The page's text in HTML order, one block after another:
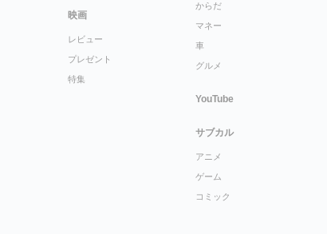
映画
レビュー
プレゼント
特集
からだ
マネー
車
グルメ
YouTube
サブカル
アニメ
ゲーム
コミック